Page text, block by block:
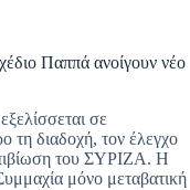
Παππά ανοίγουν νέο
σε
τη διαδοχή, τον έλεγχο
του ΣΥΡΙΖΑ. Η
μόνο μεταβατική